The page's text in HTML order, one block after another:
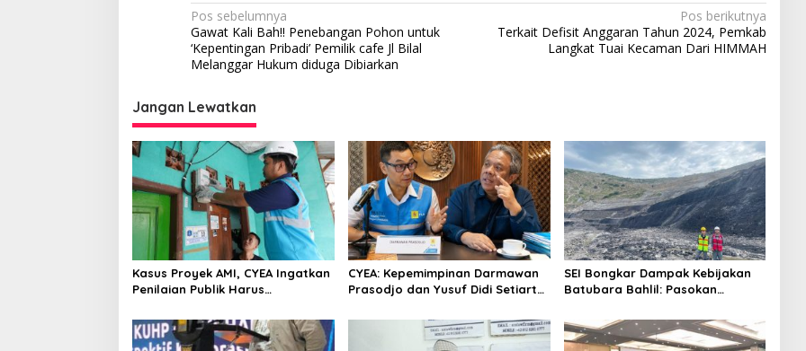
N
a
v
i
g
a
s
i
p
o
s
Pos sebelumnya
Gawat Kali Bah!! Penebangan Pohon untuk
‘Kepentingan Pribadi’ Pemilik cafe Jl Bilal
Melanggar Hukum diduga Dibiarkan
Pos berikutnya
Terkait Defisit Anggaran Tahun 2024, Pemkab
Langkat Tuai Kecaman Dari HIMMAH
Jangan Lewatkan
Kasus Proyek AMI, CYEA Ingatkan
Penilaian Publik Harus
CYEA: Kepemimpinan Darmawan
Prasodjo dan Yusuf Didi Setiarto
Transformasi PLN dan Agenda
Energi Nasional
SEI Bongkar Dampak Kebijakan
Batubara Bahlil: Pasokan
Gangguan!